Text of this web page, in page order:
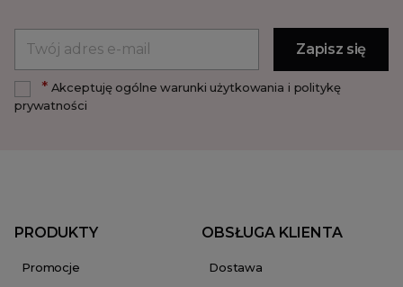
*Akceptuję ogólne warunki użytkowania i politykę
prywatności
PRODUKTY
Promocje
OBSŁUGA KLIENTA
Dostawa